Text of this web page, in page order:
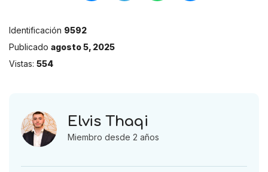
Identificación 9592
Publicado agosto 5, 2025
Vistas: 554
Elvis Thaqi
Miembro desde 2 años